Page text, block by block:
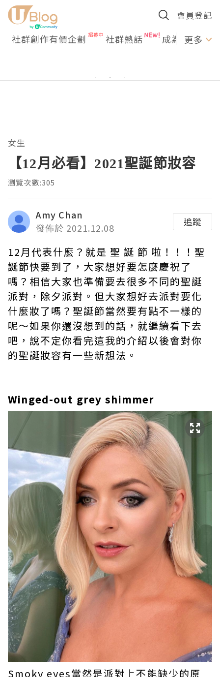
會員登記
社群創作有價企劃 社群熱話 成為U更多
女生
【12月必看】2021聖誕節妝容
瀏覽次數:305
Amy Chan
發佈於 2021.12.08
追蹤
12月代表什麼？就是 聖 誕 節 啦！！！聖
誕節快要到了，大家想好要怎麼慶祝了
嗎？相信大家也準備要去很多不同的聖誕
派對，除夕派對。但大家想好去派對要化
什麼妝了嗎？聖誕節當然要有點不一樣的
呢～如果你還沒想到的話，就繼續看下去
吧，說不定你看完這我的介紹以後會對你
的聖誕妝容有一些新想法。
Winged-out grey shimmer
Smoky eyes當然是派對上不能缺少的原